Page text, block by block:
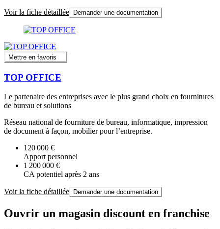
Voir la fiche détaillée Demander une documentation
Mettre en favoris
TOP OFFICE
Le partenaire des entreprises avec le plus grand choix en fournitures
de bureau et solutions
Réseau national de fourniture de bureau, informatique, impression
de document à façon, mobilier pour l’entreprise.
120 000 €
Apport personnel
1 200 000 €
CA potentiel après 2 ans
Voir la fiche détaillée Demander une documentation
Ouvrir un magasin discount en franchise